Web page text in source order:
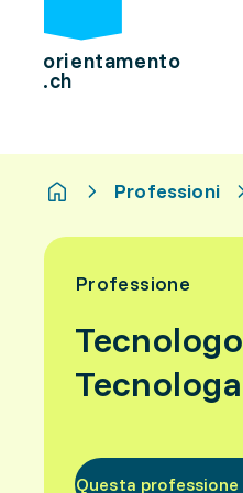
orientamento
.ch
Professioni
Professione
Questa professione